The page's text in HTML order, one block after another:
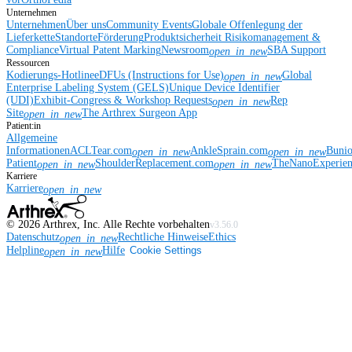
Unternehmen
UnternehmenÜber unsCommunity EventsGlobale Offenlegung der
LieferketteStandorteFörderungProduktsicherheit Risikomanagement &
ComplianceVirtual Patent MarkingNewsroomopen_in_newSBA Support
Ressourcen
Kodierungs-HotlineeDFUs (Instructions for Use)open_in_newGlobal
Enterprise Labeling System (GELS)Unique Device Identifier
(UDI)Exhibit-Congress & Workshop Requestsopen_in_newRep
Siteopen_in_newThe Arthrex Surgeon App
Patient:in
Allgemeine
InformationenACLTear.comopen_in_newAnkleSprain.comopen_in_new
Patientopen_in_newShoulderReplacement.comopen_in_new
Karriere
Karriereopen_in_new
© 2026 Arthrex, Inc. Alle Rechte vorbehaltenv3.56.0
Datenschutzopen_in_newRechtliche HinweiseEthics
Helplineopen_in_newHilfe Cookie Settings